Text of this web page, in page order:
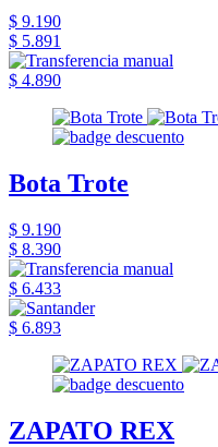
$ 9.190
$ 5.891
$ 4.890
Bota Trote
$ 9.190
$ 8.390
$ 6.433
$ 6.893
ZAPATO REX